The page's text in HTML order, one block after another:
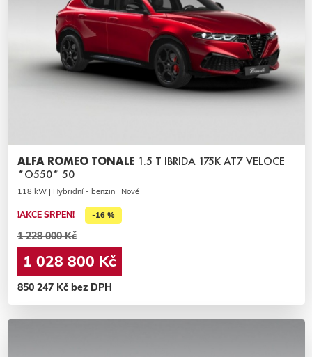
ALFA ROMEO TONALE 1.5 T IBRIDA 175K AT7 VELOCE
*O550* 50
118 kW | Hybridní - benzin | Nové
!AKCE SRPEN! -16 %
1 228 000 Kč
1 028 800 Kč
850 247 Kč bez DPH